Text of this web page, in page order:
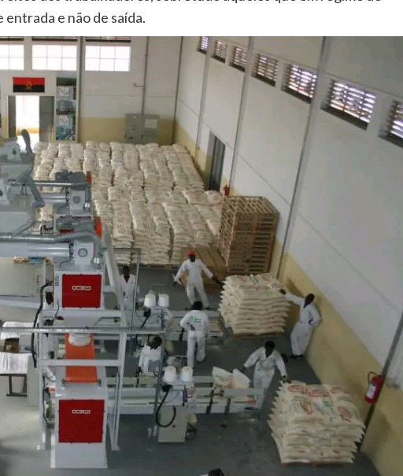
e não de saída.